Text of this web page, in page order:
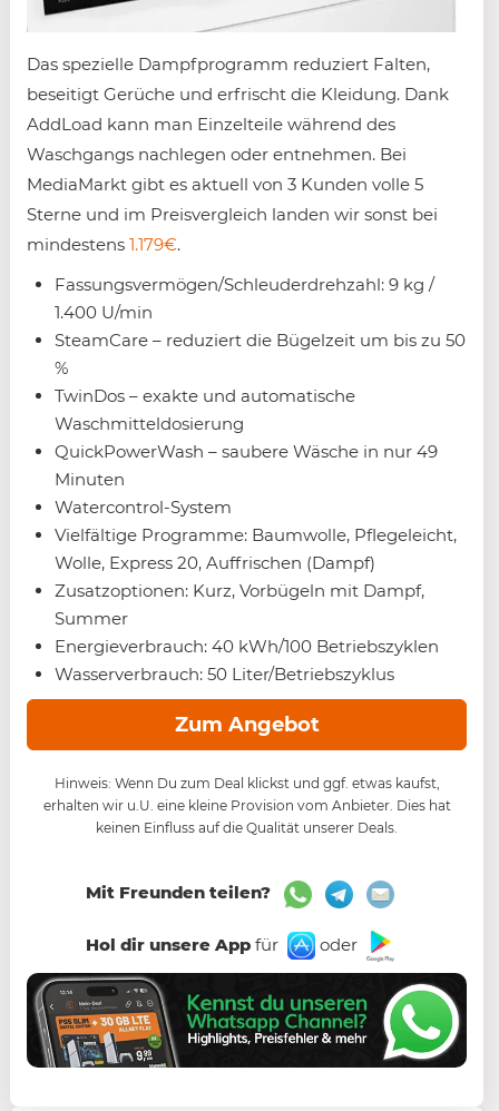
Das spezielle Dampfprogramm reduziert Falten,
beseitigt Gerüche und erfrischt die Kleidung. Dank
AddLoad kann man Einzelteile während des
Waschgangs nachlegen oder entnehmen. Bei
MediaMarkt gibt es aktuell von 3 Kunden volle 5
Sterne und im Preisvergleich landen wir sonst bei
mindestens 1.179€.
Fassungsvermögen/Schleuderdrehzahl: 9 kg /
1.400 U/min
SteamCare – reduziert die Bügelzeit um bis zu 50
%
TwinDos – exakte und automatische
Waschmitteldosierung
QuickPowerWash – saubere Wäsche in nur 49
Minuten
Watercontrol-System
Vielfältige Programme: Baumwolle, Pflegeleicht,
Wolle, Express 20, Auffrischen (Dampf)
Zusatzoptionen: Kurz, Vorbügeln mit Dampf,
Summer
Energieverbrauch: 40 kWh/100 Betriebszyklen
Wasserverbrauch: 50 Liter/Betriebszyklus
Zum Angebot
Hinweis: Wenn Du zum Deal klickst und ggf. etwas kaufst,
erhalten wir u.U. eine kleine Provision vom Anbieter. Dies hat
keinen Einfluss auf die Qualität unserer Deals.
Mit Freunden teilen?
Hol dir unsere Appfür oder